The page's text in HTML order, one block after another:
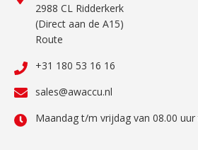
2988 CL Ridderkerk
(Direct aan de A15)
Route
+31 180 53 16 16
sales@awaccu.nl
Maandag t/m vrijdag van 08.00